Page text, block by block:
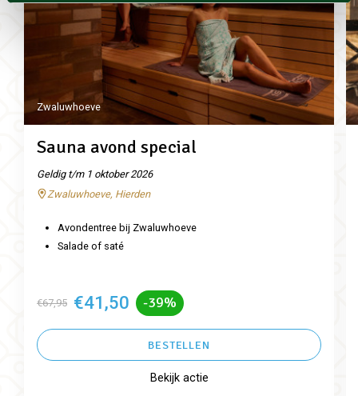
Zwaluwhoeve
Sauna avond special
Geldig t/m 1 oktober 2026
Zwaluwhoeve, Hierden
Avondentree bij Zwaluwhoeve
Salade of saté
€67,95 €41,50 -39%
BESTELLEN
Bekijk actie